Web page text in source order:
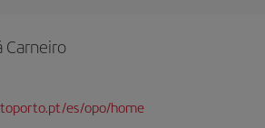
Carneiro
es/opo/home